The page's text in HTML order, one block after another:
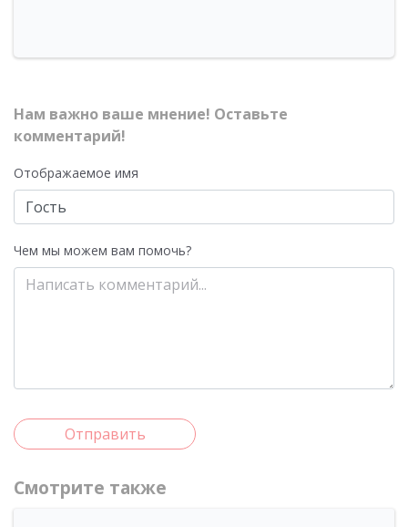
Нам важно ваше мнение! Оставьте
комментарий!
Отображаемое имя
Чем мы можем вам помочь?
Отправить
Смотрите также